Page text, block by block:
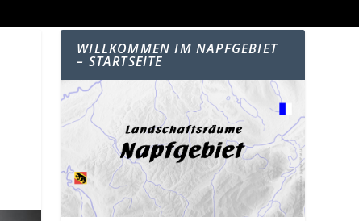
WILLKOMMEN IM NAPFGEBIET
– STARTSEITE